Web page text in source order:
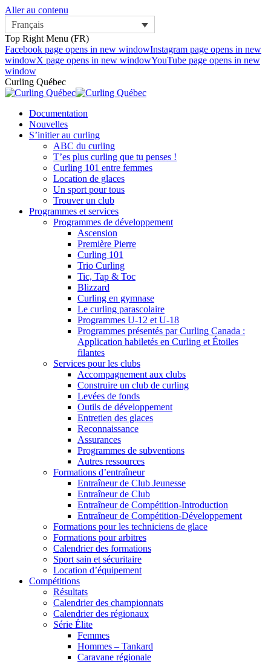
Aller au contenu
Français
Top Right Menu (FR)
Facebook page opens in new windowInstagram page opens in new
windowX page opens in new windowYouTube page opens in new
window
Curling Québec
Documentation
Nouvelles
S’initier au curling
ABC du curling
T’es plus curling que tu penses !
Curling 101 entre femmes
Location de glaces
Un sport pour tous
Trouver un club
Programmes et services
Programmes de développement
Ascension
Première Pierre
Curling 101
Trio Curling
Tic, Tap & Toc
Blizzard
Curling en gymnase
Le curling parascolaire
Programmes U-12 et U-18
Programmes présentés par Curling Canada :
Application habiletés en Curling et Étoiles
filantes
Services pour les clubs
Accompagnement aux clubs
Construire un club de curling
Levées de fonds
Outils de développement
Entretien des glaces
Reconnaissance
Assurances
Programmes de subventions
Autres ressources
Formations d’entraîneur
Entraîneur de Club Jeunesse
Entraîneur de Club
Entraîneur de Compétition-Introduction
Entraîneur de Compétition-Développement
Formations pour les techniciens de glace
Formations pour arbitres
Calendrier des formations
Sport sain et sécuritaire
Location d’équipement
Compétitions
Résultats
Calendrier des championnats
Calendrier des régionaux
Série Élite
Femmes
Hommes – Tankard
Caravane régionale